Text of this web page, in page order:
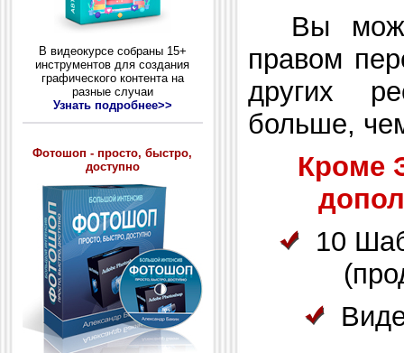
В видеокурсе собраны 15+
инструментов для создания
графического контента на
разные случаи
Узнать подробнее>>
Фотошоп - просто, быстро,
доступно
Вы
правом
других
больше,
Кроме
10